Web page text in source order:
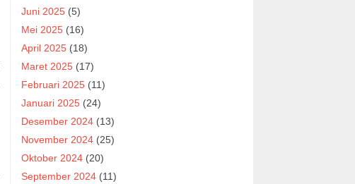
Juni 2025 (5)
Mei 2025 (16)
April 2025 (18)
Maret 2025 (17)
Februari 2025 (11)
Januari 2025 (24)
Desember 2024 (13)
November 2024 (25)
Oktober 2024 (20)
September 2024 (11)